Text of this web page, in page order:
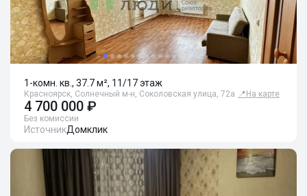
1-комн. кв., 37.7 м², 11/17 этаж
Красноярск, Солнечный м-н, Соколовская улица, 72а 📍 На карте
4 700 000 ₽
Без комиссии
ИсточникДомклик